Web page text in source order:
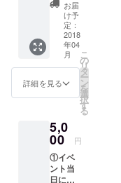
実行委
員から
のお礼
のメッ
セージ
③イベ
ント公
式PVに
て支援
お名前
を記載
お届
け予
定：
2018
年04
月
詳細を見る
こ
の
リ
タ
ー
ン
を
選
択
す
る
5,0
00 円
①イベ
ント当
日に支